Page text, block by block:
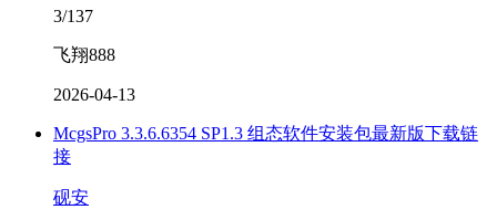
3/137
飞翔888
2026-04-13
McgsPro 3.3.6.6354 SP1.3 组态软件安装包最新版下载链
接
砚安